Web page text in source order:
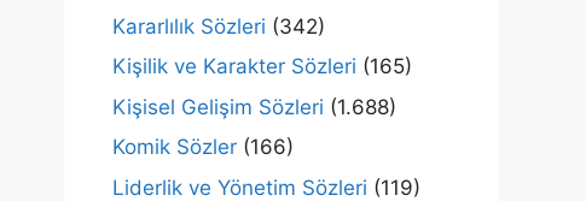
Kararlılık Sözleri (342)
Kişilik ve Karakter Sözleri (165)
Kişisel Gelişim Sözleri (1.688)
Komik Sözler (166)
Liderlik ve Yönetim Sözleri (119)